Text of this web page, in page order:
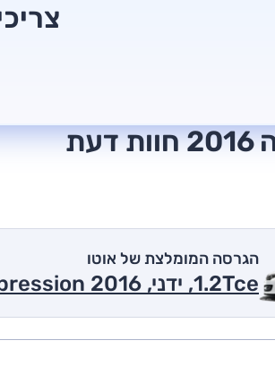
הגרסה המומלצת של אוטו
1.2Tce, ידני, Expression 2016